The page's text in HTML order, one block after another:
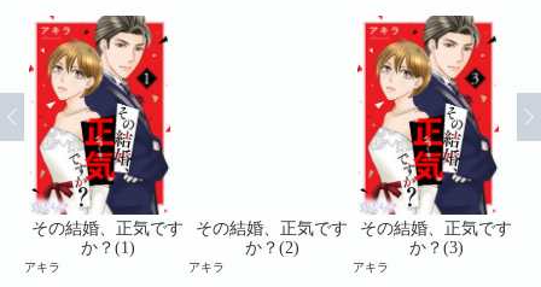
その結婚、正気です
か？(1)
アキラ
その結婚、正気です
か？(2)
アキラ
その結婚、正気です
か？(3)
アキラ